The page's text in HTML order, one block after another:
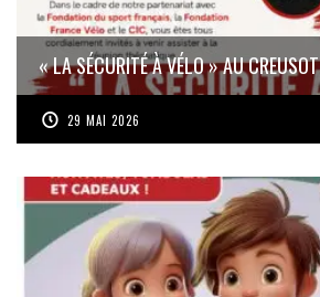
« LA SÉCURITÉ À VÉLO » AU CREUSOT
29 MAI 2026